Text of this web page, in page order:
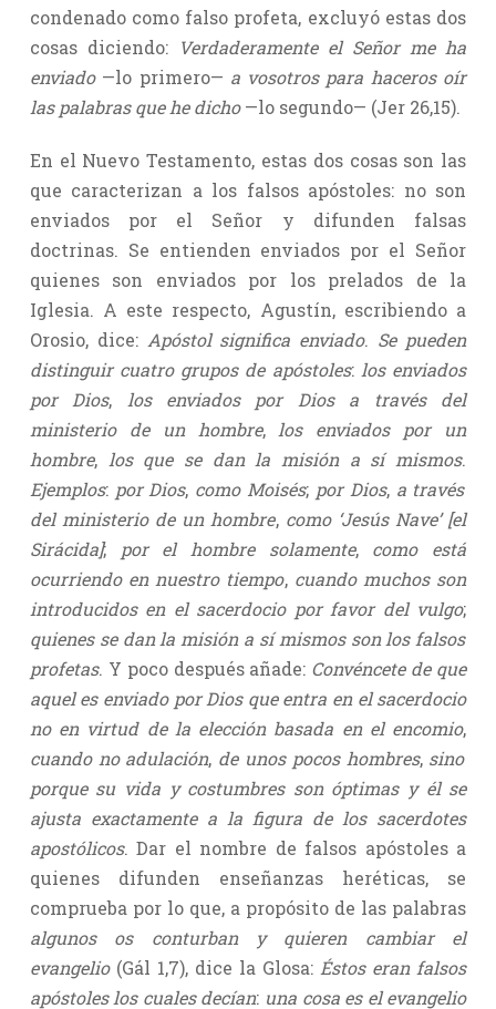
condenado como falso profeta, excluyó estas dos
cosas diciendo: Verdaderamente el Señor me ha
enviado —lo primero— a vosotros para haceros oír
las palabras que he dicho—lo segundo— (Jer 26,15).
En el Nuevo Testamento, estas dos cosas son las
que caracterizan a los falsos apóstoles: no son
enviados por el Señor y difunden falsas
doctrinas. Se entienden enviados por el Señor
quienes son enviados por los prelados de la
Iglesia. A este respecto, Agustín, escribiendo a
Orosio, dice: Apóstol significa enviado. Se pueden
distinguir cuatro grupos de apóstoles:los enviados
por Dios, los enviados por Dios a través del
ministerio de un hombre,los enviados por un
hombre,los que se dan la misión a sí mismos.
Ejemplos:por Dios, como Moisés; por Dios,a través
del ministerio de un hombre,como ‘Jesús Nave’ [el
Sirácida];por el hombre solamente,como está
ocurriendo en nuestro tiempo,cuando muchos son
introducidos en el sacerdocio por favor del vulgo;
quienes se dan la misión a sí mismos son los falsos
profetas. Y poco después añade: Convéncete de que
aquel es enviado por Dios que entra en el sacerdocio
no en virtud de la elección basada en el encomio,
cuando no adulación, de unos pocos hombres,sino
porque su vida y costumbres son óptimas y él se
ajusta exactamente a la figura de los sacerdotes
apostólicos. Dar el nombre de falsos apóstoles a
quienes difunden enseñanzas heréticas, se
comprueba por lo que, a propósito de las palabras
algunos os conturban y quieren cambiar el
evangelio (Gál 1,7), dice la Glosa: Éstos eran falsos
apóstoles los cuales decían: una cosa es el evangelio